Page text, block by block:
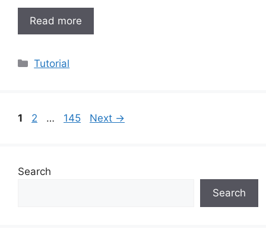
Read more
Categories
Tutorial
Page
1 Page
2 … Page
145 Next →
Search
Search